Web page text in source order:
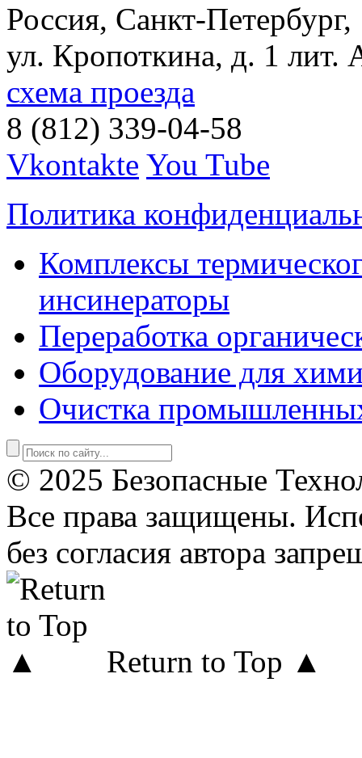
Россия, Санкт-Петербург,
ул. Кропоткина, д. 1 лит.
схема проезда
8 (812) 339-04-58
Vkontakte You Tube
Политика
Комплексы
инсинераторы
Переработка
Оборудование для
Очистка
© 2025 Безопасные
Все права защищены.
без согласия автора
Return to Top ▲